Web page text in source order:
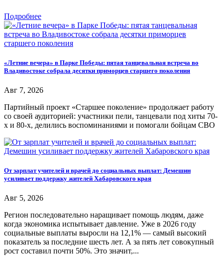
Подробнее
«Летние вечера» в Парке Победы: пятая танцевальная встреча во
Владивостоке собрала десятки приморцев старшего поколения
Авг 7, 2026
Партийный проект «Старшее поколение» продолжает работу
со своей аудиторией: участники пели, танцевали под хиты 70-
х и 80-х, делились воспоминаниями и помогали бойцам СВО
От зарплат учителей и врачей до социальных выплат: Демешин
усиливает поддержку жителей Хабаровского края
Авг 5, 2026
Регион последовательно наращивает помощь людям, даже
когда экономика испытывает давление. Уже в 2026 году
социальные выплаты выросли на 12,1% — самый высокий
показатель за последние шесть лет. А за пять лет совокупный
рост составил почти 50%. Это значит,...